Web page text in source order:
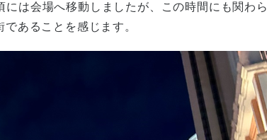
は会場へ移動しましたが、この時間にも関わら
あることを感じます。